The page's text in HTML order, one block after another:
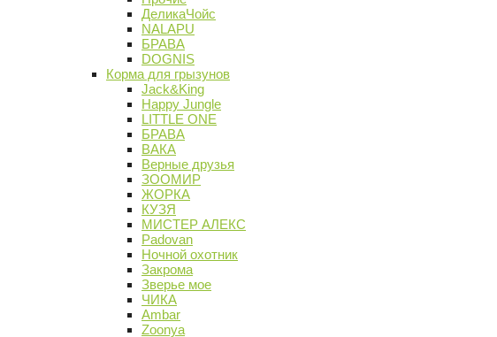
ДеликаЧойс
NALAPU
БРАВА
DOGNIS
Корма для грызунов
Jack&King
Happy Jungle
LITTLE ONE
БРАВА
ВАКА
Верные друзья
ЗООМИР
ЖОРКА
КУЗЯ
МИСТЕР АЛЕКС
Padovan
Ночной охотник
Закрома
Зверье мое
ЧИКА
Ambar
Zoonya